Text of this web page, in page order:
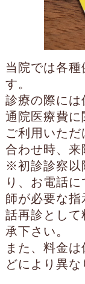
当院では各種
す。
診療の際には
通院医療費に
ご利用いた
合わせ時、来
※初診診察以
り、お電話
師が必要な
話再診として
承下さい。
また、料金
どにより異な